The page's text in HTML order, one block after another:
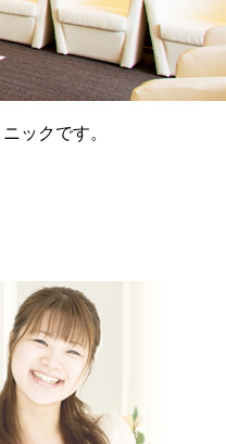
ックです。